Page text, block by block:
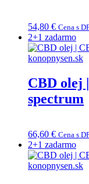
54,80 € Cena s
2+1 zadarmo
CBD olej
spectrum
66,60 € Cena s
2+1 zadarmo